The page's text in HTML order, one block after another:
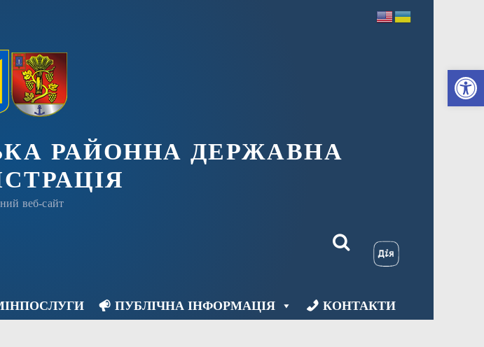
РАЙОННА ДЕРЖАВНА
веб-сайт
ПУБЛІЧНА ІНФОРМАЦІЯ КОНТАКТИ